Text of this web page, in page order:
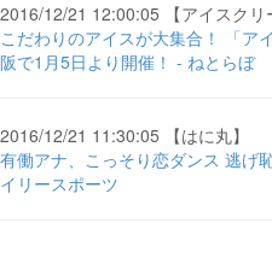
2016/12/21 12:00:05 【アイスクリ
こだわりのアイスが大集合！ 「ア
阪で1月5日より開催！ - ねとらぼ
2016/12/21 11:30:05 【はに丸】
有働アナ、こっそり恋ダンス 逃げ
イリースポーツ